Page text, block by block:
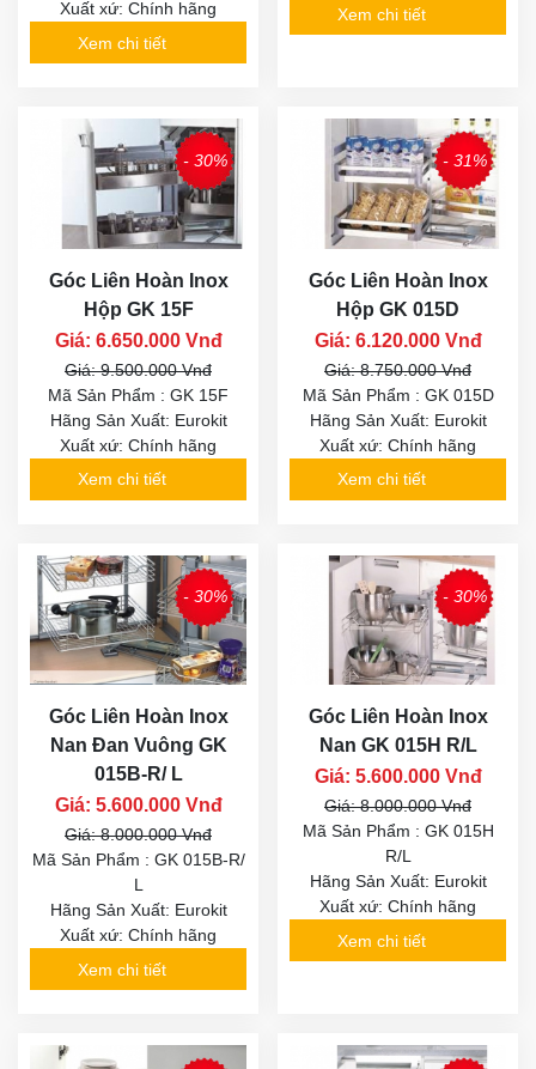
Xuất xứ: Chính hãng
Xem chi tiết
Xem chi tiết
- 30%
Góc Liên Hoàn Inox
Hộp GK 15F
Giá: 6.650.000 Vnđ
Giá: 9.500.000 Vnđ
Mã Sản Phẩm : GK 15F
Hãng Sản Xuất: Eurokit
Xuất xứ: Chính hãng
Xem chi tiết
- 31%
Góc Liên Hoàn Inox
Hộp GK 015D
Giá: 6.120.000 Vnđ
Giá: 8.750.000 Vnđ
Mã Sản Phẩm : GK 015D
Hãng Sản Xuất: Eurokit
Xuất xứ: Chính hãng
Xem chi tiết
- 30%
Góc Liên Hoàn Inox
Nan Đan Vuông GK
015B-R/ L
Giá: 5.600.000 Vnđ
Giá: 8.000.000 Vnđ
Mã Sản Phẩm : GK 015B-R/
L
Hãng Sản Xuất: Eurokit
Xuất xứ: Chính hãng
Xem chi tiết
- 30%
Góc Liên Hoàn Inox
Nan GK 015H R/L
Giá: 5.600.000 Vnđ
Giá: 8.000.000 Vnđ
Mã Sản Phẩm : GK 015H
R/L
Hãng Sản Xuất: Eurokit
Xuất xứ: Chính hãng
Xem chi tiết